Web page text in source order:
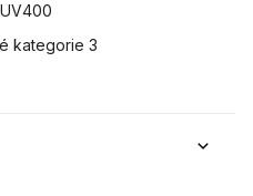
kategorie 3